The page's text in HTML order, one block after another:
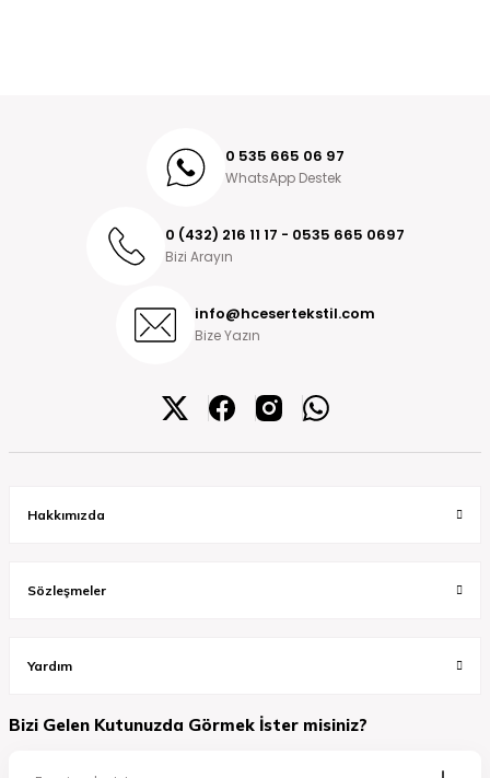
0 535 665 06 97
WhatsApp Destek
0 (432) 216 11 17 - 0535 665 0697
Bizi Arayın
info@hcesertekstil.com
Bize Yazın
Hakkımızda
Sözleşmeler
Yardım
Bizi Gelen Kutunuzda Görmek İster misiniz?